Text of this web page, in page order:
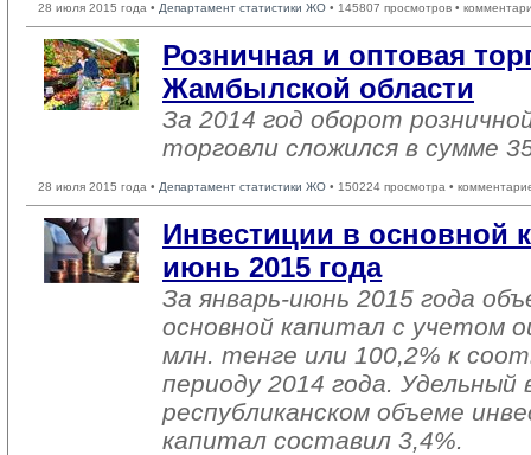
28 июля 2015 года • Департамент статистики ЖО • 145807 просмотров •
Розничная и оптовая
Жамбылской области
За 2014 год оборот
торговли сложился в сумме
28 июля 2015 года • Департамент статистики ЖО • 150224 просмотра •
Инвестиции в основной
июнь 2015 года
За январь-июнь 2015 года
основной капитал с учетом
млн. тенге или 100,2% к
периоду 2014 года. Удельный
республиканском объеме
капитал составил 3,4%.